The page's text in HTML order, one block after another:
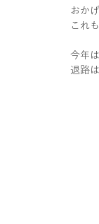
おか
これ
今年
退路